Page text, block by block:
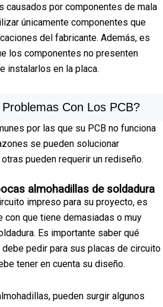
causados por componentes de mala
únicamente componentes que
del fabricante. Además, es
los componentes no presenten
instalarlos en la placa.
Con Los PCB?
por las que su PCB no funciona
se pueden solucionar
pueden requerir un rediseño.
almohadillas de soldadura
impreso para su proyecto, es
con que tiene demasiadas o muy
Es importante saber qué
pedir para sus placas de circuito
tener en cuenta su diseño.
pueden surgir algunos